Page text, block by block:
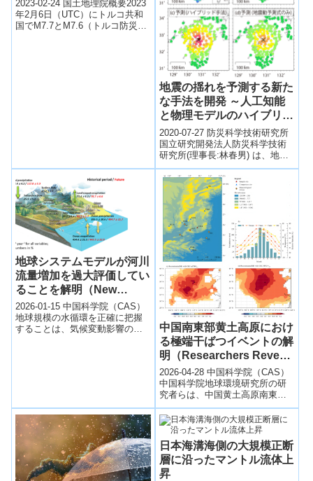
2023-02-24 国土地理院概要2023
年2月6日（UTC）にトルコ共和
国でM7.7とM7.6（トルコ防災危
地震の揺れを予測する新た
な手法を開発 ～人工知能
と物理モデルのハイブリッ
ドで更なる精度向上へ～
2020-07-27 防災科学技術研究所
国立研究開発法人防災科学技術
研究所(理事長:林春男) は、地震
による揺れの予測（地震動予
測）の高度化に向け、人工知能
と物...
地球システムモデルが河川
流量増加を過大評価してい
ることを解明（New
Study Reveals Earth
System Models
Overestimate River Flow
2026-01-15 中国科学院（CAS）
地球規模の水循環を正確に把握
することは、気候変動影響の予
中国南東部黄土高原におけ
る極端干ばつイベントの解
明（Researchers Reveal
Extreme Drought Events
in Southeastern Chinese
Loess Plateau）
2026-04-28 中国科学院（CAS）
中国科学院地球環境研究所の研
究者らは、中国黄土高原南東部
における過去約180年（1844～
2023年）の相対湿度（RH...
日本海溝海側の大規模正断
層に沿ったマントル流体上
昇